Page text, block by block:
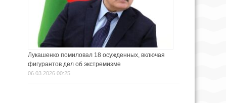
Лукашенко помиловал 18 осужденных, включая
фигурантов дел об экстремизме
06.03.2026 00:25